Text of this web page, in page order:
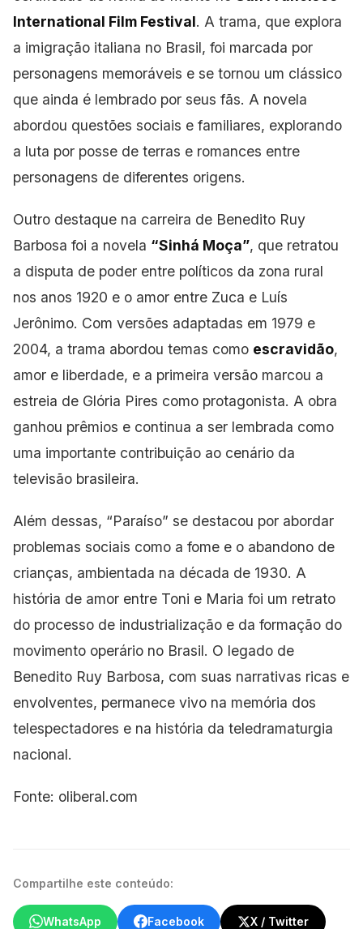
International Film Festival. A trama, que explora
a imigração italiana no Brasil, foi marcada por
personagens memoráveis e se tornou um clássico
que ainda é lembrado por seus fãs. A novela
abordou questões sociais e familiares, explorando
a luta por posse de terras e romances entre
personagens de diferentes origens.
Outro destaque na carreira de Benedito Ruy
Barbosa foi a novela “Sinhá Moça”, que retratou
a disputa de poder entre políticos da zona rural
nos anos 1920 e o amor entre Zuca e Luís
Jerônimo. Com versões adaptadas em 1979 e
2004, a trama abordou temas como escravidão,
amor e liberdade, e a primeira versão marcou a
estreia de Glória Pires como protagonista. A obra
ganhou prêmios e continua a ser lembrada como
uma importante contribuição ao cenário da
televisão brasileira.
Além dessas, “Paraíso” se destacou por abordar
problemas sociais como a fome e o abandono de
crianças, ambientada na década de 1930. A
história de amor entre Toni e Maria foi um retrato
do processo de industrialização e da formação do
movimento operário no Brasil. O legado de
Benedito Ruy Barbosa, com suas narrativas ricas e
envolventes, permanece vivo na memória dos
telespectadores e na história da teledramaturgia
nacional.
Fonte: oliberal.com
Compartilhe este conteúdo:
WhatsApp Facebook X / Twitter